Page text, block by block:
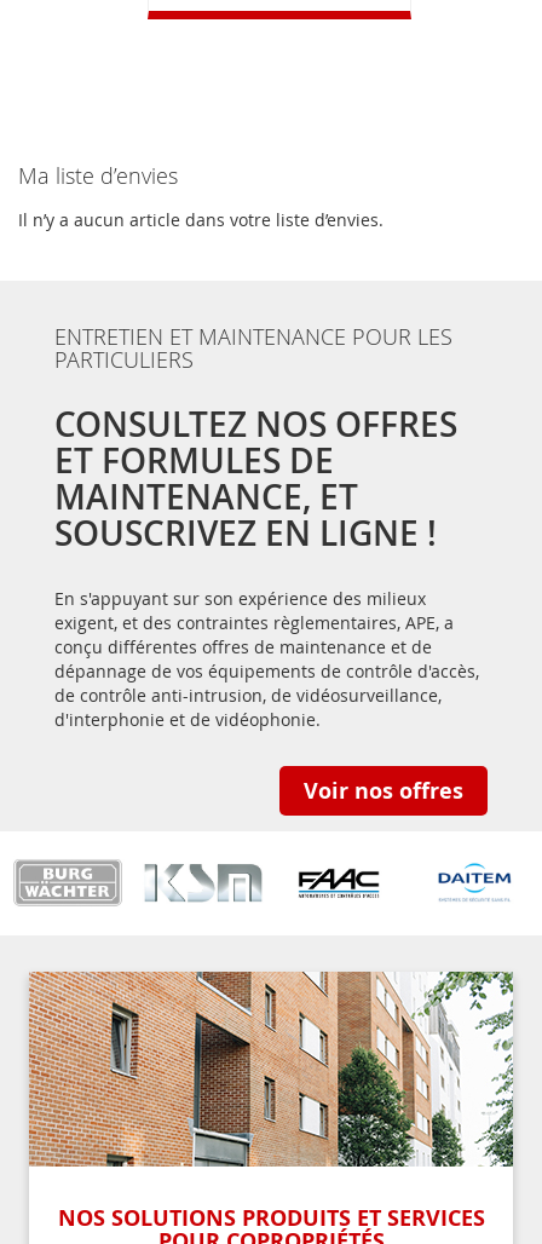
Ma liste d’envies
Il n’y a aucun article dans votre liste d’envies.
ENTRETIEN ET MAINTENANCE POUR LES
PARTICULIERS
CONSULTEZ NOS OFFRES
ET FORMULES DE
MAINTENANCE, ET
SOUSCRIVEZ EN LIGNE !
En s'appuyant sur son expérience des milieux
exigent, et des contraintes règlementaires, APE, a
conçu différentes offres de maintenance et de
dépannage de vos équipements de contrôle d'accès,
de contrôle anti-intrusion, de vidéosurveillance,
d'interphonie et de vidéophonie.
Voir nos offres
NOS SOLUTIONS PRODUITS ET SERVICES